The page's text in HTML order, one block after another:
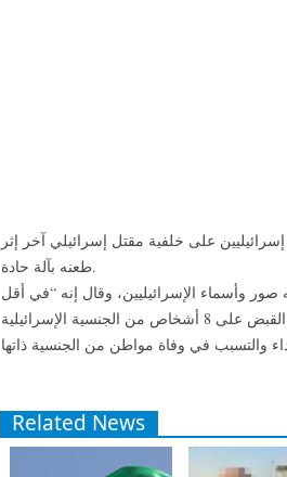
القيادة العامة لشرطة دبي في الإمارات،، القبض على 8 إسرائيليين على خلفية مقتل إسرائيلي آخر إثر
طعنه بآلة حادة.
وأسماء الإسرائيليين، وقال إنه “في أقل
من 24 ساعة فقط، تمكنت القيادة العامة لشرطة دبي من إلقاء القبض على 8 أشخاص من الجنسية الإسرائيلية
Related News